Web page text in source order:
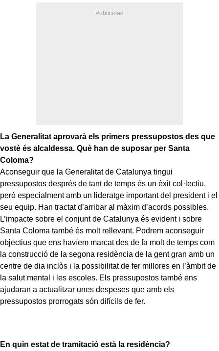
La Generalitat aprovarà els primers pressupostos des que
vostè és alcaldessa. Què han de suposar per Santa
Coloma?
Aconseguir que la Generalitat de Catalunya tingui
pressupostos després de tant de temps és un èxit col·lectiu,
però especialment amb un lideratge important del president i el
seu equip. Han tractat d’arribar al màxim d’acords possibles.
L’impacte sobre el conjunt de Catalunya és evident i sobre
Santa Coloma també és molt rellevant. Podrem aconseguir
objectius que ens havíem marcat des de fa molt de temps com
la construcció de la segona residència de la gent gran amb un
centre de dia inclòs i la possibilitat de fer millores en l’àmbit de
la salut mental i les escoles. Els pressupostos també ens
ajudaran a actualitzar unes despeses que amb els
pressupostos prorrogats són difícils de fer.
En quin estat de tramitació està la residència?